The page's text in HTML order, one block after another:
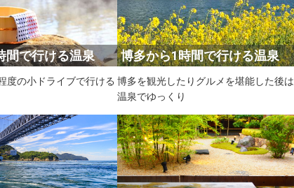
間で行ける温泉
度の小ドライブで行ける
博多から1時間で行ける温泉
博多を観光したりグルメを堪能した後は
温泉でゆっくり